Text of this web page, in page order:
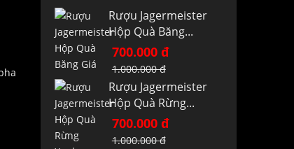
Rượu Jagermeister
Hộp Quà Băng...
700.000 đ
1.000.000 đ
Rượu Jagermeister
Hộp Quà Rừng...
700.000 đ
1.000.000 đ